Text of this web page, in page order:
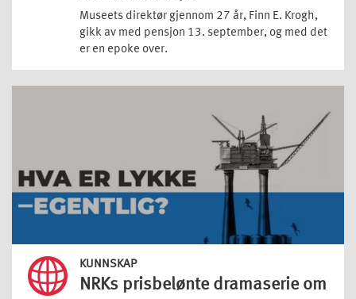
Museets direktør gjennom 27 år, Finn E. Krogh,
gikk av med pensjon 13. september, og med det
er en epoke over.
KUNNSKAP
NRKs prisbelønte dramaserie om